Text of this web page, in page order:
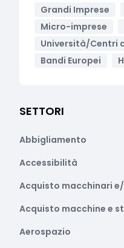
Grandi Imprese
Micro-imprese
Università/Centri
Bandi Europei
SETTORI
Abbigliamento
Accessibilità
Acquisto macchinari
Acquisto macchine e
Aerospazio